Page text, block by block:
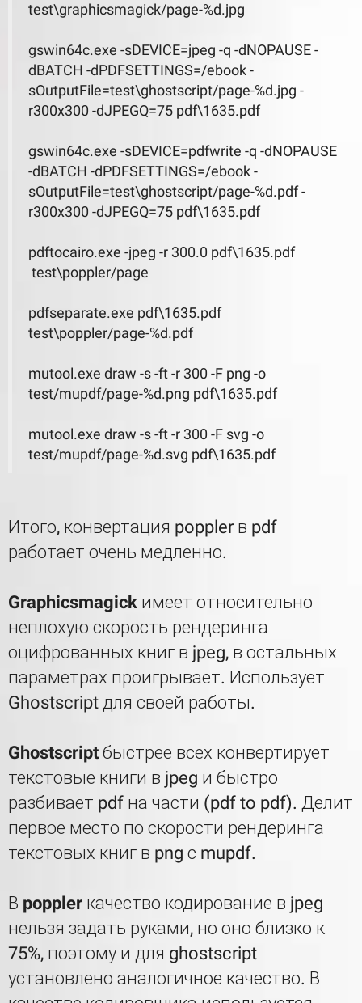
test\graphicsmagick/page-%d.jpg
gswin64c.exe -sDEVICE=jpeg -q -dNOPAUSE -
dBATCH -dPDFSETTINGS=/ebook -
sOutputFile=test\ghostscript/page-%d.jpg -
r300x300 -dJPEGQ=75 pdf\1635.pdf
gswin64c.exe -sDEVICE=pdfwrite -q -dNOPAUSE
-dBATCH -dPDFSETTINGS=/ebook -
sOutputFile=test\ghostscript/page-%d.pdf -
r300x300 -dJPEGQ=75 pdf\1635.pdf
pdftocairo.exe -jpeg -r 300.0 pdf\1635.pdf
test\poppler/page
pdfseparate.exe pdf\1635.pdf
test\poppler/page-%d.pdf
mutool.exe draw -s -ft -r 300 -F png -o
test/mupdf/page-%d.png pdf\1635.pdf
mutool.exe draw -s -ft -r 300 -F svg -o
test/mupdf/page-%d.svg pdf\1635.pdf
Итого, конвертация poppler в pdf
работает очень медленно.
Graphicsmagick имеет относительно
неплохую скорость рендеринга
оцифрованных книг в jpeg, в остальных
параметрах проигрывает. Использует
Ghostscript для своей работы.
Ghostscript быстрее всех конвертирует
текстовые книги в jpeg и быстро
разбивает pdf на части (pdf to pdf). Делит
первое место по скорости рендеринга
текстовых книг в png с mupdf.
В poppler качество кодирование в jpeg
нельзя задать руками, но оно близко к
75%, поэтому и для ghostscript
установлено аналогичное качество. В